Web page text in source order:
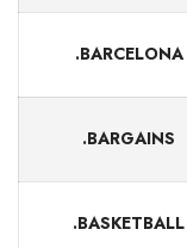
.BARCELONA
.BARGAINS
.BASKETBALL